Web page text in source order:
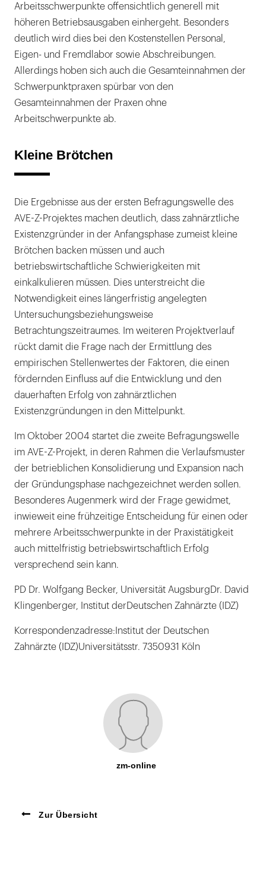
Arbeitsschwerpunkte offensichtlich generell mit
höheren Betriebsausgaben einhergeht. Besonders
deutlich wird dies bei den Kostenstellen Personal,
Eigen- und Fremdlabor sowie Abschreibungen.
Allerdings hoben sich auch die Gesamteinnahmen der
Schwerpunktpraxen spürbar von den
Gesamteinnahmen der Praxen ohne
Arbeitschwerpunkte ab.
Kleine Brötchen
Die Ergebnisse aus der ersten Befragungswelle des
AVE-Z-Projektes machen deutlich, dass zahnärztliche
Existenzgründer in der Anfangsphase zumeist kleine
Brötchen backen müssen und auch
betriebswirtschaftliche Schwierigkeiten mit
einkalkulieren müssen. Dies unterstreicht die
Notwendigkeit eines längerfristig angelegten
Untersuchungsbeziehungsweise
Betrachtungszeitraumes. Im weiteren Projektverlauf
rückt damit die Frage nach der Ermittlung des
empirischen Stellenwertes der Faktoren, die einen
fördernden Einfluss auf die Entwicklung und den
dauerhaften Erfolg von zahnärztlichen
Existenzgründungen in den Mittelpunkt.
Im Oktober 2004 startet die zweite Befragungswelle
im AVE-Z-Projekt, in deren Rahmen die Verlaufsmuster
der betrieblichen Konsolidierung und Expansion nach
der Gründungsphase nachgezeichnet werden sollen.
Besonderes Augenmerk wird der Frage gewidmet,
inwieweit eine frühzeitige Entscheidung für einen oder
mehrere Arbeitsschwerpunkte in der Praxistätigkeit
auch mittelfristig betriebswirtschaftlich Erfolg
versprechend sein kann.
PD Dr. Wolfgang Becker, Universität AugsburgDr. David
Klingenberger, Institut derDeutschen Zahnärzte (IDZ)
Korrespondenzadresse:Institut der Deutschen
Zahnärzte (IDZ)Universitätsstr. 7350931 Köln
zm-online
Zur Übersicht